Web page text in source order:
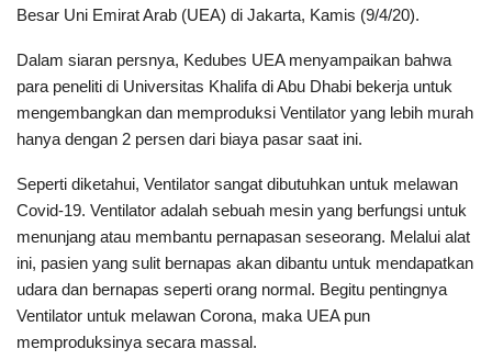
Besar Uni Emirat Arab (UEA) di Jakarta, Kamis (9/4/20).
Dalam siaran persnya, Kedubes UEA menyampaikan bahwa
para peneliti di Universitas Khalifa di Abu Dhabi bekerja untuk
mengembangkan dan memproduksi Ventilator yang lebih murah
hanya dengan 2 persen dari biaya pasar saat ini.
Seperti diketahui, Ventilator sangat dibutuhkan untuk melawan
Covid-19. Ventilator adalah sebuah mesin yang berfungsi untuk
menunjang atau membantu pernapasan seseorang. Melalui alat
ini, pasien yang sulit bernapas akan dibantu untuk mendapatkan
udara dan bernapas seperti orang normal. Begitu pentingnya
Ventilator untuk melawan Corona, maka UEA pun
memproduksinya secara massal.